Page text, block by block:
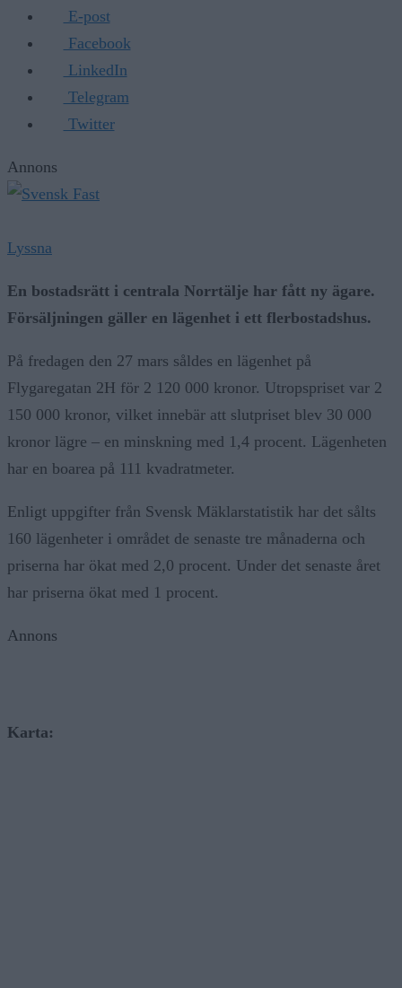
E-post
Facebook
LinkedIn
Telegram
Twitter
Annons
Lyssna
En bostadsrätt i centrala Norrtälje har fått ny ägare.
Försäljningen gäller en lägenhet i ett flerbostadshus.
På fredagen den 27 mars såldes en lägenhet på
Flygaregatan 2H för 2 120 000 kronor. Utropspriset var 2
150 000 kronor, vilket innebär att slutpriset blev 30 000
kronor lägre – en minskning med 1,4 procent. Lägenheten
har en boarea på 111 kvadratmeter.
Enligt uppgifter från Svensk Mäklarstatistik har det sålts
160 lägenheter i området de senaste tre månaderna och
priserna har ökat med 2,0 procent. Under det senaste året
har priserna ökat med 1 procent.
Annons
Karta: